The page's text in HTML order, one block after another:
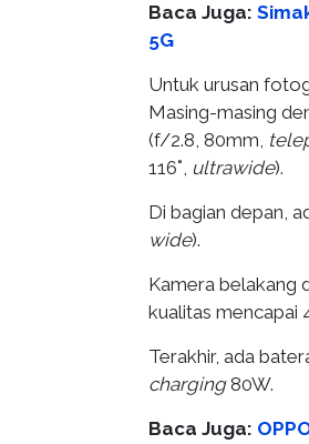
Baca Juga:
5G
Untuk urusan
Masing-masing
(f/2.8, 80mm,
116˚, ultrawide).
Di bagian depan,
wide).
Kamera belakang
kualitas mencapai
Terakhir, ada
charging80W.
Baca Juga: